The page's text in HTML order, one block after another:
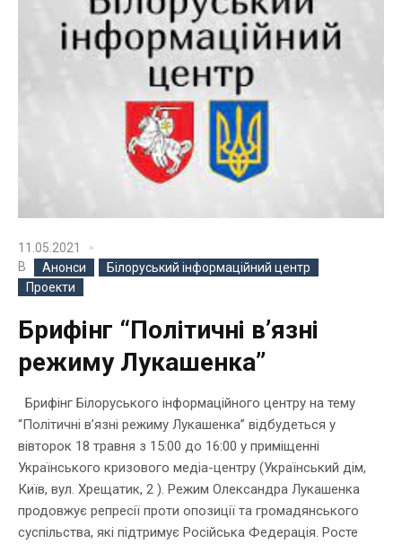
11.05.2021
В
Анонси
Білоруський інформаційний центр
Проекти
Брифінг “Політичні в’язні
режиму Лукашенка”
Брифінг Білоруського інформаційного центру на тему
“Політичні в’язні режиму Лукашенка” відбудеться у
вівторок 18 травня з 15:00 до 16:00 у приміщенні
Українського кризового медіа-центру (Український дім,
Київ, вул. Хрещатик, 2 ). Режим Олександра Лукашенка
продовжує репресії проти опозиції та громадянського
суспільства, які підтримує Російська Федерація. Росте